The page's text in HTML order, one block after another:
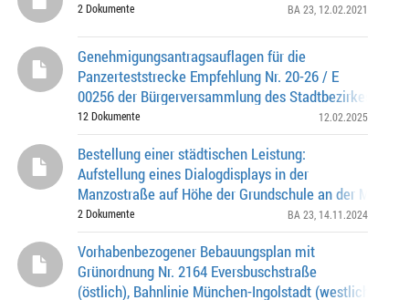
2 Dokumente BA 23 , 12.02.2021
Genehmigungsantragsauflagen für die
Panzerteststrecke Empfehlung Nr. 20-26 / E
00256 der Bürgerversammlung des Stadtbezirkes 23 -
Untermenzing am 26.07.2021
12 Dokumente 12.02.2025
Bestellung einer städtischen Leistung:
Aufstellung eines Dialogdisplays in der
Manzostraße auf Höhe der Grundschule an der
2 Dokumente BA 23 , 14.11.2024
Vorhabenbezogener Bebauungsplan mit
Grünordnung Nr. 2164 Eversbuschstraße
(östlich), Bahnlinie München-Ingolstadt (westlich),